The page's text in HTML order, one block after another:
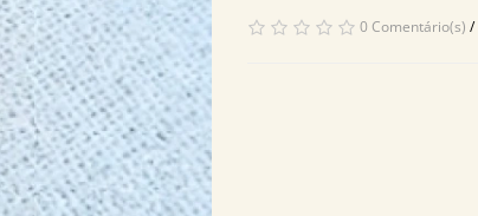
0 Comentário(s) /